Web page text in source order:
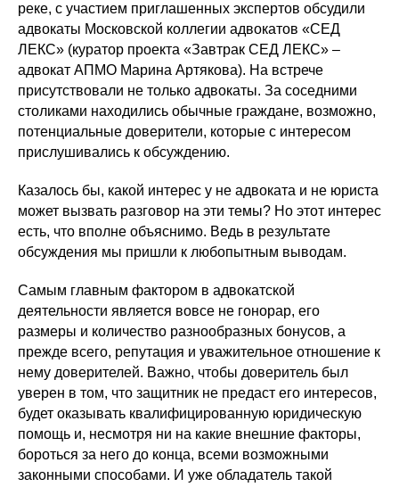
реке, с участием приглашенных экспертов обсудили
адвокаты Московской коллегии адвокатов «СЕД
ЛЕКС» (куратор проекта «Завтрак СЕД ЛЕКС» –
адвокат АПМО Марина Артякова). На встрече
присутствовали не только адвокаты. За соседними
столиками находились обычные граждане, возможно,
потенциальные доверители, которые с интересом
прислушивались к обсуждению.
Казалось бы, какой интерес у не адвоката и не юриста
может вызвать разговор на эти темы? Но этот интерес
есть, что вполне объяснимо. Ведь в результате
обсуждения мы пришли к любопытным выводам.
Самым главным фактором в адвокатской
деятельности является вовсе не гонорар, его
размеры и количество разнообразных бонусов, а
прежде всего, репутация и уважительное отношение к
нему доверителей. Важно, чтобы доверитель был
уверен в том, что защитник не предаст его интересов,
будет оказывать квалифицированную юридическую
помощь и, несмотря ни на какие внешние факторы,
бороться за него до конца, всеми возможными
законными способами. И уже обладатель такой